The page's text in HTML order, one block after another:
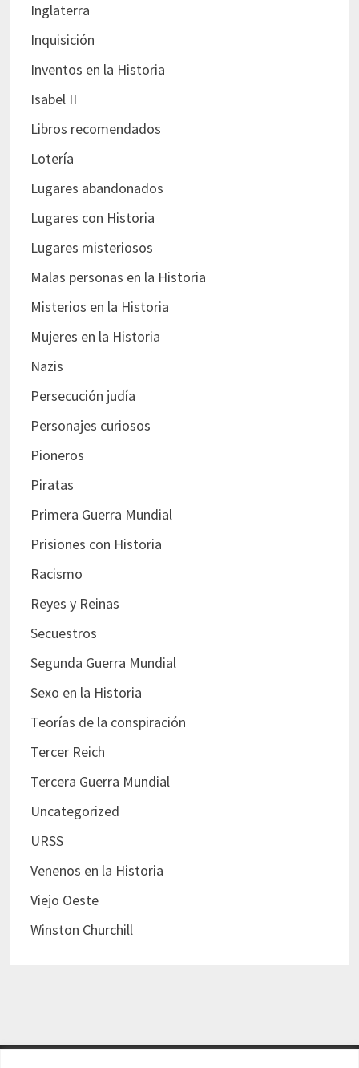
Inglaterra
Inquisición
Inventos en la Historia
Isabel II
Libros recomendados
Lotería
Lugares abandonados
Lugares con Historia
Lugares misteriosos
Malas personas en la Historia
Misterios en la Historia
Mujeres en la Historia
Nazis
Persecución judía
Personajes curiosos
Pioneros
Piratas
Primera Guerra Mundial
Prisiones con Historia
Racismo
Reyes y Reinas
Secuestros
Segunda Guerra Mundial
Sexo en la Historia
Teorías de la conspiración
Tercer Reich
Tercera Guerra Mundial
Uncategorized
URSS
Venenos en la Historia
Viejo Oeste
Winston Churchill